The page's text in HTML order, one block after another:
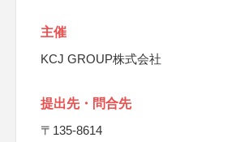
主催
KCJ GROUP株式会社
提出先・問合先
〒135-8614